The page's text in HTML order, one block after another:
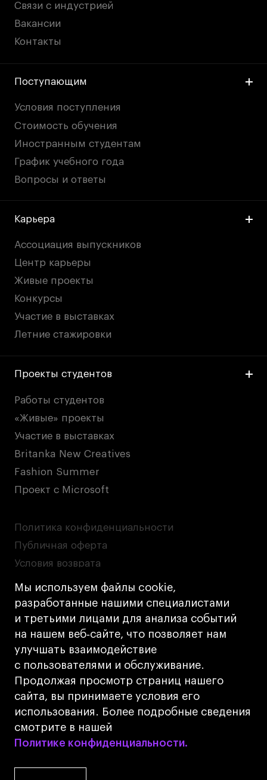
Мы используем файлы cookie,
разработанные нашими специалистами
и третьими лицами для анализа событий
на нашем веб‑сайте, что позволяет нам
улучшать взаимодействие
с пользователями и обслуживание.
Продолжая просмотр страниц нашего
сайта, вы принимаете условия его
использования. Более подробные сведения
смотрите в нашей
Политике конфиденциальности.
Политике конфиденциальности.
Связи с индустрией
Вакансии
Контакты
Поступающим
Условия поступления
Стоимость обучения
Иностранным студентам
График учебного года
Вопросы и ответы
Карьера
Ассоциация выпускников
Центр карьеры
Живые проекты
Конкурсы
Участие в выставках
Летние стажировки
Проекты студентов
Работы студентов
«Живые» проекты
Участие в выставках
Britanka New Creatives
Fashion Summer
Проект с Microsoft
© 2026 БВШД
Политика конфиденциальности
Публичная оферта
Условия возврата
Кредит на образование с господдержкой
Лицензия на осуществление образовательной
деятельности АНО ВО «Универсальный
Университет»
Карта сайта
Дизайн
Разработка
Cetera